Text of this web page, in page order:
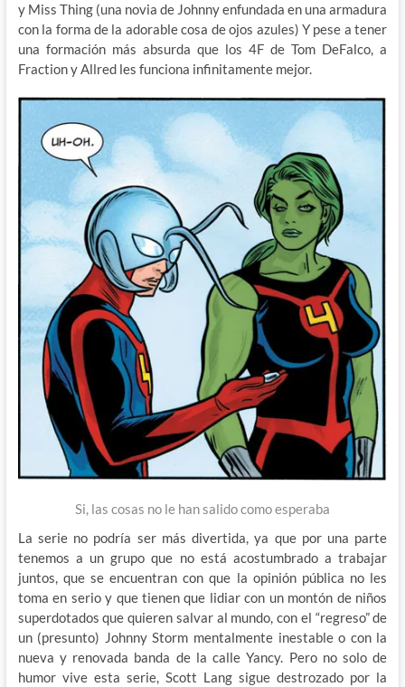
y Miss Thing (una novia de Johnny enfundada en una armadura
con la forma de la adorable cosa de ojos azules) Y pese a tener
una formación más absurda que los 4F de Tom DeFalco, a
Fraction y Allred les funciona infinitamente mejor.
Si, las cosas no le han salido como esperaba
La serie no podría ser más divertida, ya que por una parte
tenemos a un grupo que no está acostumbrado a trabajar
juntos, que se encuentran con que la opinión pública no les
toma en serio y que tienen que lidiar con un montón de niños
superdotados que quieren salvar al mundo, con el “regreso” de
un (presunto) Johnny Storm mentalmente inestable o con la
nueva y renovada banda de la calle Yancy. Pero no solo de
humor vive esta serie, Scott Lang sigue destrozado por la